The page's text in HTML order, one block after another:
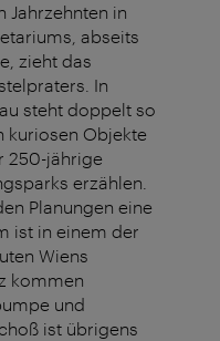
Jahrzehnten in
abseits
zieht das
In
steht doppelt so
kuriosen Objekte
250-jährige
erzählen.
Planungen eine
ist in einem der
Wiens
kommen
und
ist übrigens